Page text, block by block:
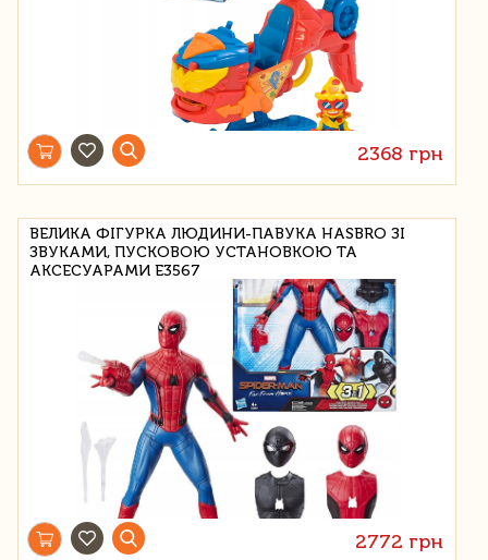
2368 грн
ВЕЛИКА ФІГУРКА ЛЮДИНИ-ПАВУКА HASBRO ЗІ
ЗВУКАМИ, ПУСКОВОЮ УСТАНОВКОЮ ТА
АКСЕСУАРАМИ E3567
2772 грн